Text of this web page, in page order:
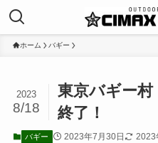
ホーム バギー
東京バギー
終了！
2023
8/18
バギー 2023年7月30日 2023